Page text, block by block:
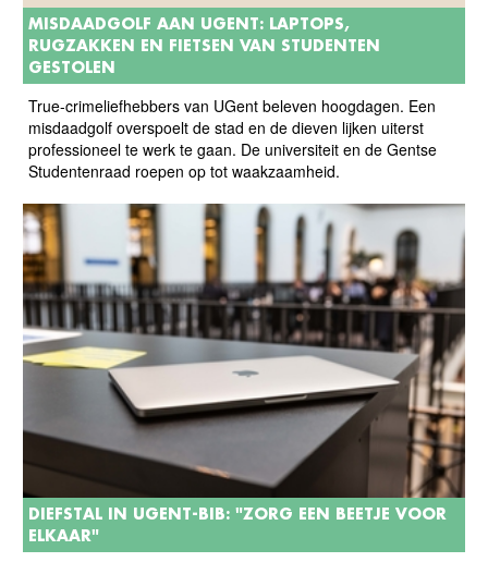
MISDAADGOLF AAN UGENT: LAPTOPS,
RUGZAKKEN EN FIETSEN VAN STUDENTEN
GESTOLEN
True-crimeliefhebbers van UGent beleven hoogdagen. Een
misdaadgolf overspoelt de stad en de dieven lijken uiterst
professioneel te werk te gaan. De universiteit en de Gentse
Studentenraad roepen op tot waakzaamheid.
DIEFSTAL IN UGENT-BIB: "ZORG EEN BEETJE VOOR
ELKAAR"